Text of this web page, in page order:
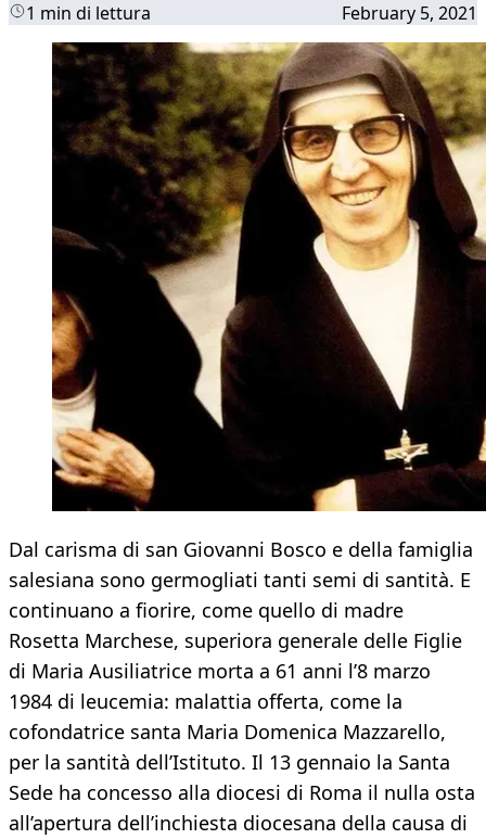
1 min di lettura February 5, 2021
Dal carisma di san Giovanni Bosco e della famiglia
salesiana sono germogliati tanti semi di santità. E
continuano a fiorire, come quello di madre
Rosetta Marchese, superiora generale delle Figlie
di Maria Ausiliatrice morta a 61 anni l’8 marzo
1984 di leucemia: malattia offerta, come la
cofondatrice santa Maria Domenica Mazzarello,
per la santità dell’Istituto. Il 13 gennaio la Santa
Sede ha concesso alla diocesi di Roma il nulla osta
all’apertura dell’inchiesta diocesana della causa di